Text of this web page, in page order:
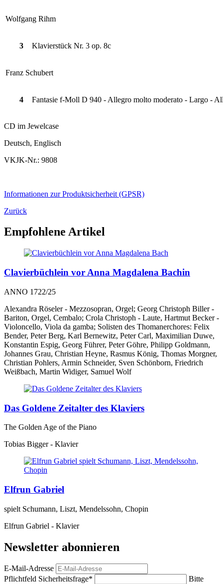
Wolfgang Rihm
3 Klavierstück Nr. 3 op. 8c
Franz Schubert
4 Fantasie f-Moll D 940 - Allegro molto moderato - Largo -
CD im Jewelcase
Deutsch, Englisch
VKJK-Nr.: 9808
Informationen zur Produktsicherheit (GPSR)
Zurück
Empfohlene Artikel
Clavierbüchlein vor Anna Magdalena Bachin
ANNO 1722/25
Alexandra Röseler - Mezzosopran, Orgel; Georg Christoph Biller -
Bariton, Orgel, Cembalo; Crola Christoph - Laute, Hartmut Becker -
Violoncello, Viola da gamba; Solisten des Thomanerchores: Felix
Bender, Peter Berg, Karl Bernewitz, Peter Carl, Maximilian Duwe,
Konstantin Espig, Georg Führer, Peter Göhre, Philipp Goldmann,
Johannes Grau, Christian Heyne, Rasmus König, Thomas Morgner,
Christian Pohlers, Armin Schneider, Sven Schönborn, Friedrich
Weißbach, Martin Widiger, Samuel Wolf
Das Goldene Zeitalter des Klaviers
The Golden Age of the Piano
Tobias Bigger - Klavier
Elfrun Gabriel
spielt Schumann, Liszt, Mendelssohn, Chopin
Elfrun Gabriel - Klavier
Newsletter abonnieren
E-Mail-Adresse
Pflichtfeld Sicherheitsfrage*
Bitte